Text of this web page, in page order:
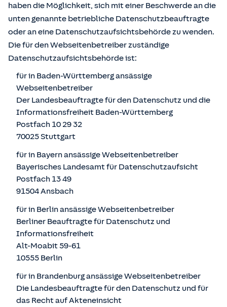
haben die Möglichkeit, sich mit einer Beschwerde an die
unten genannte betriebliche Datenschutzbeauftragte
oder an eine Datenschutzaufsichtsbehörde zu wenden.
Die für den Webseitenbetreiber zuständige
Datenschutzaufsichtsbehörde ist:
für in Baden-Württemberg ansässige
Webseitenbetreiber
Der Landesbeauftragte für den Datenschutz und die
Informationsfreiheit Baden-Württemberg
Postfach 10 29 32
70025 Stuttgart
für in Bayern ansässige Webseitenbetreiber
Bayerisches Landesamt für Datenschutzaufsicht
Postfach 13 49
91504 Ansbach
für in Berlin ansässige Webseitenbetreiber
Berliner Beauftragte für Datenschutz und
Informationsfreiheit
Alt-Moabit 59-61
10555 Berlin
für in Brandenburg ansässige Webseitenbetreiber
Die Landesbeauftragte für den Datenschutz und für
das Recht auf Akteneinsicht